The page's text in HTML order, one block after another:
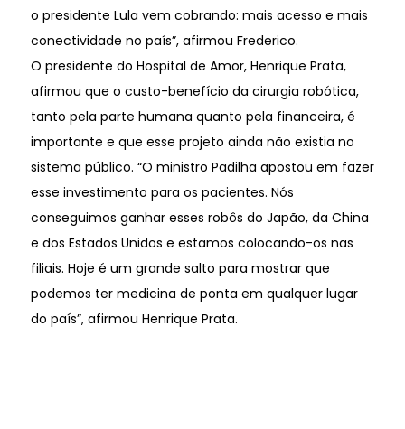
o presidente Lula vem cobrando: mais acesso e mais
conectividade no país”, afirmou Frederico.
O presidente do Hospital de Amor, Henrique Prata,
afirmou que o custo-benefício da cirurgia robótica,
tanto pela parte humana quanto pela financeira, é
importante e que esse projeto ainda não existia no
sistema público. “O ministro Padilha apostou em fazer
esse investimento para os pacientes. Nós
conseguimos ganhar esses robôs do Japão, da China
e dos Estados Unidos e estamos colocando-os nas
filiais. Hoje é um grande salto para mostrar que
podemos ter medicina de ponta em qualquer lugar
do país”, afirmou Henrique Prata.